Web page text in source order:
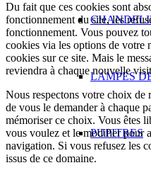
LAMPES
PUPITRES
Du fait que ces cookies sont
fonctionnement du site, les
fonctionnement. Vous pouvez
cookies via les options de votre
cookies sur ce site. Mais le
reviendra à chaque nouvelle
Nous respectons votre choix de
de vous le demander à chaque
mémoriser ce choix. Vous êtes
vous voulez et le modifier pour
navigation. Si vous refusez les
issus de ce domaine.